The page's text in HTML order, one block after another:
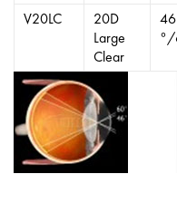
V20LC
20D
Large
Clear
46
°/